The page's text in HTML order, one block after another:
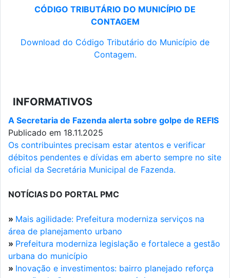
CÓDIGO TRIBUTÁRIO DO MUNICÍPIO DE
CONTAGEM
Download do Código Tributário do Município de
Contagem.
INFORMATIVOS
A Secretaria de Fazenda alerta sobre golpe de REFIS
Publicado em 18.11.2025
Os contribuintes precisam estar atentos e verificar
débitos pendentes e dívidas em aberto sempre no site
oficial da Secretária Municipal de Fazenda.
NOTÍCIAS DO PORTAL PMC
» Mais agilidade: Prefeitura moderniza serviços na
área de planejamento urbano
» Prefeitura moderniza legislação e fortalece a gestão
urbana do município
» Inovação e investimentos: bairro planejado reforça